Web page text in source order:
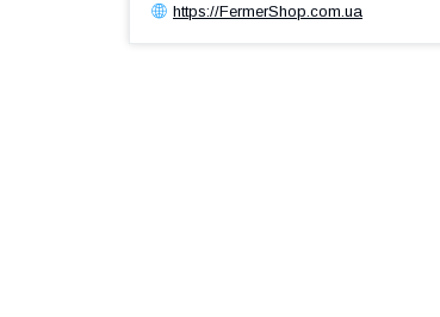
https://FermerShop.com.ua